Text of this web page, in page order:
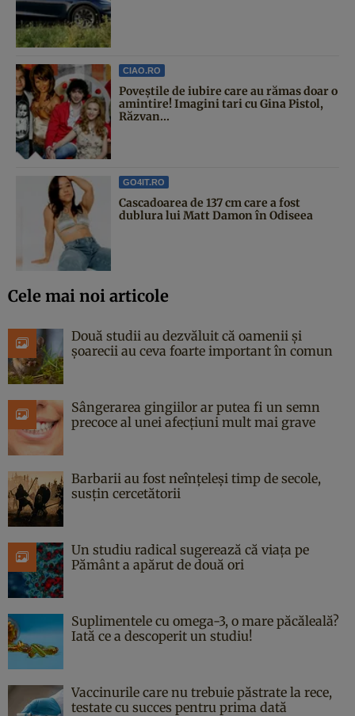
CIAO.RO
Poveştile de iubire care au rămas doar o
amintire! Imagini tari cu Gina Pistol,
Răzvan...
GO4IT.RO
Cascadoarea de 137 cm care a fost
dublura lui Matt Damon în Odiseea
Cele mai noi articole
Două studii au dezvăluit că oamenii și
șoarecii au ceva foarte important în comun
Sângerarea gingiilor ar putea fi un semn
precoce al unei afecțiuni mult mai grave
Barbarii au fost neînțeleși timp de secole,
susțin cercetătorii
Un studiu radical sugerează că viața pe
Pământ a apărut de două ori
Suplimentele cu omega-3, o mare păcăleală?
Iată ce a descoperit un studiu!
Vaccinurile care nu trebuie păstrate la rece,
testate cu succes pentru prima dată